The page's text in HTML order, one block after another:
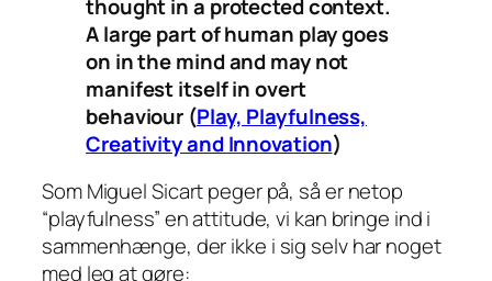
thought in a protected context.
A large part of human play goes
on in the mind and may not
manifest itself in overt
behaviour (Play, Playfulness,
Creativity and Innovation)
Som Miguel Sicart peger på, så er netop
“playfulness” en attitude, vi kan bringe ind i
sammenhænge, der ikke i sig selv har noget
med leg at gøre: